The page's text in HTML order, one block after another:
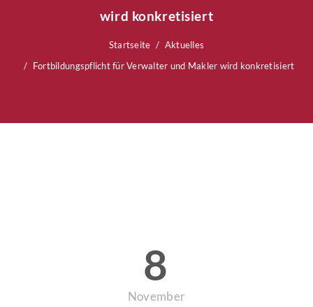
wird konkretisiert
Startseite
Aktuelles
Fortbildungspflicht für Verwalter und Makler wird konkretisiert
8
November